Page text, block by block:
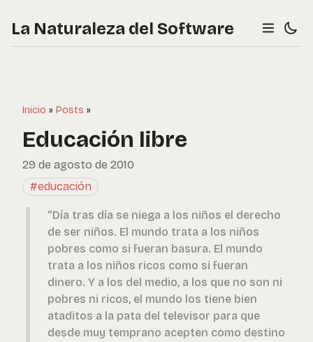
La Naturaleza del Software
Inicio » Posts »
Educación libre
29 de agosto de 2010
#educación
“Día tras día se niega a los niños el derecho
de ser niños. El mundo trata a los niños
pobres como si fueran basura. El mundo
trata a los niños ricos como si fueran
dinero. Y a los del medio, a los que no son ni
pobres ni ricos, el mundo los tiene bien
ataditos a la pata del televisor para que
desde muy temprano acepten como destino